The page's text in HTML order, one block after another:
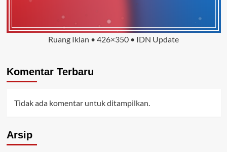
Ruang Iklan • 426×350 • IDN Update
Komentar Terbaru
Tidak ada komentar untuk ditampilkan.
Arsip